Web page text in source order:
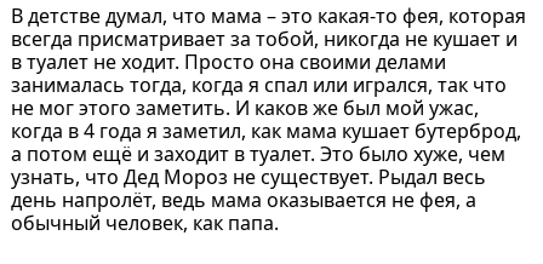
В детстве думал, что мама – это какая-то фея, которая
всегда присматривает за тобой, никогда не кушает и
в туалет не ходит. Просто она своими делами
занималась тогда, когда я спал или игрался, так что
не мог этого заметить. И каков же был мой ужас,
когда в 4 года я заметил, как мама кушает бутерброд,
а потом ещё и заходит в туалет. Это было хуже, чем
узнать, что Дед Мороз не существует. Рыдал весь
день напролёт, ведь мама оказывается не фея, а
обычный человек, как папа.